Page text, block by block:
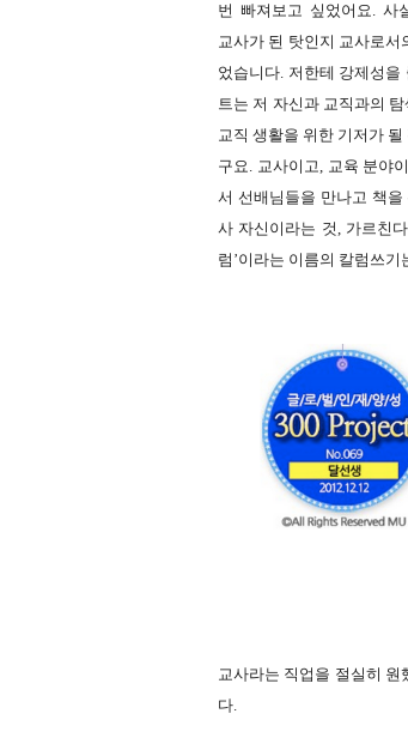
번 빠져보고 싶었어요. 사
교사가 된 탓인지 교사로서
었습니다. 저한테 강제성을
트는 저 자신과 교직과의
교직 생활을 위한 기저가
구요. 교사이고, 교육 분야
서 선배님들을 만나고 책
사 자신이라는 것, 가르친
럼’이라는 이름의 칼럼쓰
교사라는 직업을 절실히
다.